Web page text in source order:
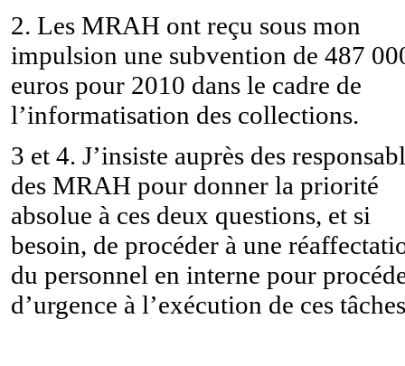
2. Les MRAH ont reçu sous mon
impulsion une subvention de 487
euros pour 2010 dans le cadre de
l’informatisation des collections.
3 et 4. J’insiste auprès des
des MRAH pour donner la priorité
absolue à ces deux questions, et si
besoin, de procéder à une
du personnel en interne pour
d’urgence à l’exécution de ces tâches